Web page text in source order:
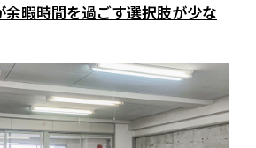
暇時間を過ごす選択肢が少な